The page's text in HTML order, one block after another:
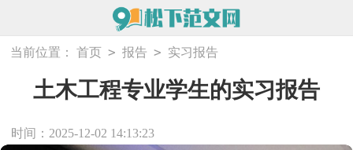
当前位置： 首页 > 报告 > 实习报告
土木工程专业学生的实习报告
时间：2025-12-02 14:13:23